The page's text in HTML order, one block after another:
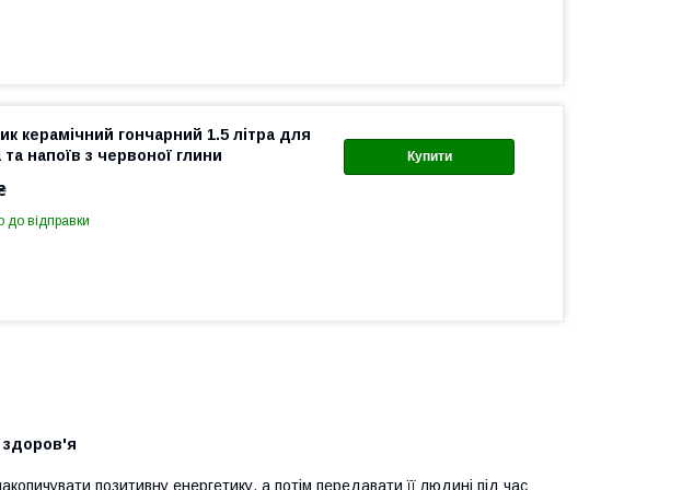
Купити
керамічний гончарний 1.5 літра для
та напоїв з червоної глини
до відправки
здоров'я
позитивну енергетику, а потім передавати її людині під час